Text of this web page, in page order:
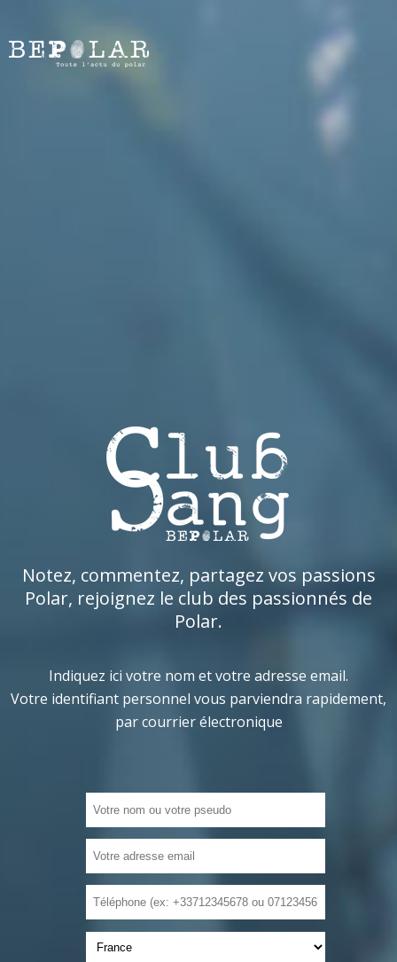
Notez, commentez, partagez vos passions
Polar, rejoignez le club des passionnés de
Polar.
Indiquez ici votre nom et votre adresse email.
Votre identifiant personnel vous parviendra rapidement,
par courrier électronique